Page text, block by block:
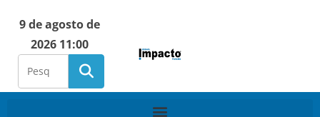
9 de agosto de
2026 11:00